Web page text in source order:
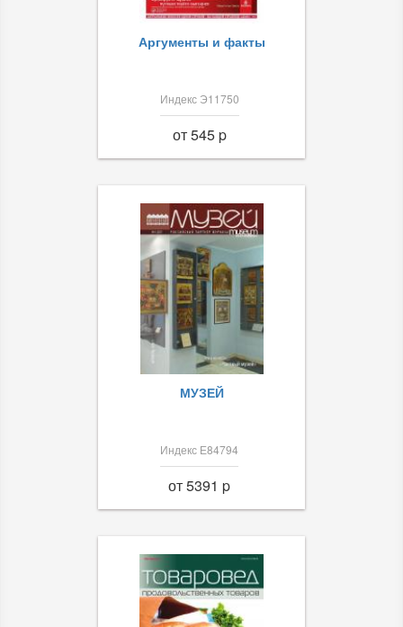
Аргументы и факты
Индекс Э11750
от 545 p
МУЗЕЙ
Индекс Е84794
от 5391 p